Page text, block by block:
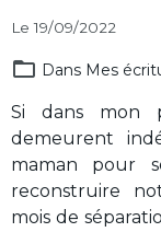
Le 19/09/2022
Dans Mes
Si dans mon
demeurent
maman pour
reconstruire
mois de